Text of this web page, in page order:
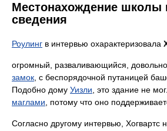
Местонахождение школы
сведения
Роулинг в интервью охарактеризовала
огромный, разваливающийся,
замок , с беспорядочной путаницей
Подобно дому Уизли , это здание не
маглами , потому что оно
Согласно другому интервью, Хогвартс